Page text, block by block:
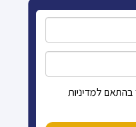
למדיניות